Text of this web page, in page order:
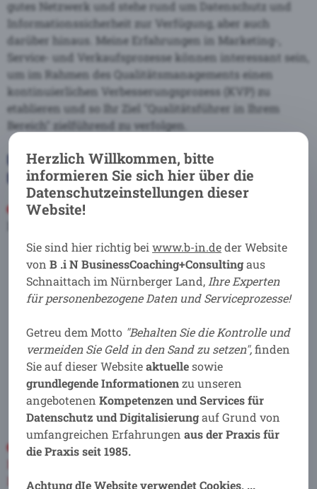
gutes Netzwerk und stehe rund um Datenschutz und
Informationssicherheit zur Verfügung, aber auch
darüber hinaus. Meine Erfahrungen in Marketing-,
Service- und Verkaufsprozesse können interessant sein,
um im Rahmen des Qualitätsmanagements einen
kontinuierlichen Verbesserungsprozess (KVP) zu
etablieren und so Ihr Ziel "Qualitätsführer in Ihrem
Bereich" zielführend zu verfolgen.
Und: Was muss Ihre Organisation - Ihr
Unternehmen jetzt tun?
Die Rechte der Personen schützen, die ihre Daten in
Eine eindeutige Zustimmung über die
Datenverarbeitung zu erwirken.
Eine transparente, offene und verständliche
Einen Zugang zu ihren Daten zu ermöglichen und
diese ändern und mitnehmen zu können.
Informationspflichten im Falle eines Datenverlustes
oder bei anderen Datenschutzverletzungen.
Werbe- und Marketingeinschränkungen, wenn
diese Informationen nicht (mehr) gewünscht sind.
Informieren Sie sich
Datenschutz, derIT-Sicherheitund vereinbaren Sie
Herzlich Willkommen, bitte
informieren Sie sich hier über die
Datenschutzeinstellungen dieser
Website!
Sie sind hier richtig bei www.b-in.deder Website
von B .i N BusinessCoaching+Consultingaus
Schnaittach im Nürnberger Land, Ihre Experten
für personenbezogene Daten und Serviceprozesse!
Getreu dem Motto "Behalten Sie die Kontrolle und
vermeiden Sie Geld in den Sand zu setzen",finden
Sie auf dieser Websiteaktuellesowie
grundlegende Informationenzu unseren
angebotenen Kompetenzen und Services für
Datenschutz und Digitalisierungauf Grund von
umfangreichen Erfahrungen aus der Praxis für
die Praxis seit 1985.
Achtung dIe Website verwendet Cookies, ...